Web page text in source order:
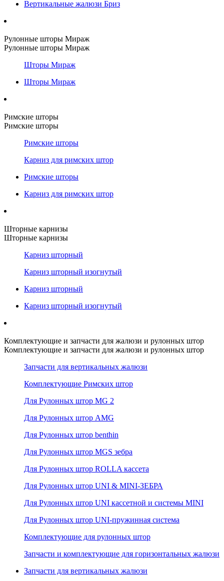
Вертикальные жалюзи Бриз
Рулонные шторы Мираж
Рулонные шторы Мираж
Шторы Мираж
Шторы Мираж
Римские шторы
Римские шторы
Римские шторы
Карниз для римских штор
Римские шторы
Карниз для римских штор
Шторные карнизы
Шторные карнизы
Карниз шторный
Карниз шторный изогнутый
Карниз шторный
Карниз шторный изогнутый
Комплектующие и запчасти для жалюзи и рулонных штор
Комплектующие и запчасти для жалюзи и рулонных штор
Запчасти для вертикальных жалюзи
Комплектующие Римских штор
Для Рулонных штор MG 2
Для Рулонных штор AMG
Для Рулонных штор benthin
Для Рулонных штор MGS зебра
Для Рулонных штор ROLLA кассета
Для Рулонных штор UNI & MINI-ЗЕБРА
Для Рулонных штор UNI кассетной и системы MINI
Для Рулонных штор UNI-пружинная система
Комплектующие для рулонных штор
Запчасти и комплектующие для горизонтальных жалюзи
Запчасти для вертикальных жалюзи